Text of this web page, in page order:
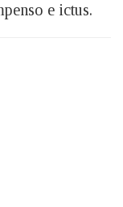
e ictus.